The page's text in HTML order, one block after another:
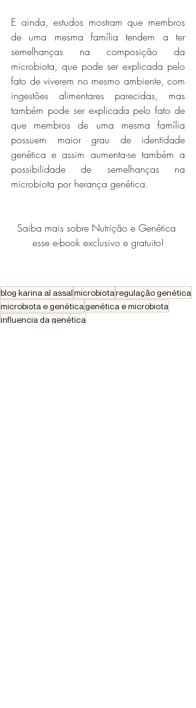
E ainda, estudos mostram que membros
de uma mesma família tendem a ter
semelhanças na composição da
microbiota, que pode ser explicada pelo
fato de viverem no mesmo ambiente, com
ingestões alimentares parecidas, mas
também pode ser explicada pelo fato de
que membros de uma mesma família
possuem maior grau de identidade
genética e assim aumenta-se também a
possibilidade de semelhanças na
microbiota por herança genética.
Saiba mais sobre Nutrição e Genética
esse e-book exclusivo e gratuito!
blog karina al assalmicrobiotaregulação genética
microbiota e genéticagenética e microbiota
influencia da genética